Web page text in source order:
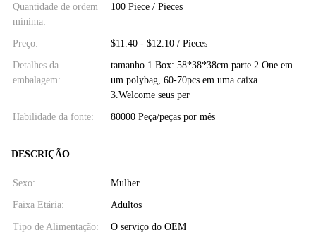
Quantidade de ordem
mínima:
100 Piece / Pieces
Preço: $11.40 - $12.10 / Pieces
Detalhes da
embalagem:
tamanho 1.Box: 58*38*38cm parte 2.One em
um polybag, 60-70pcs em uma caixa.
3.Welcome seus per
Habilidade da fonte: 80000 Peça/peças por mês
DESCRIÇÃO
Sexo: Mulher
Faixa Etária: Adultos
Tipo de Alimentação: O serviço do OEM